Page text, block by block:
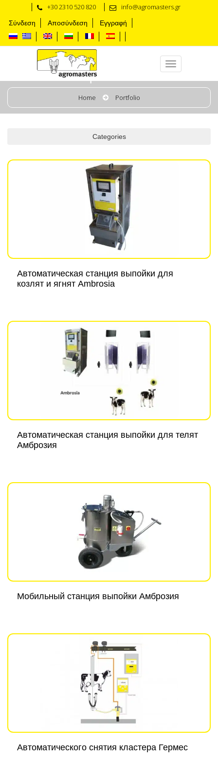
+30 2310 520 820 info@agromasters.gr
Σύνδεση Αποσύνδεση Εγγραφή
Автоматизированные системы
Home Portfolio
Categories
Автоматическая станция выпойки для
козлят и ягнят Ambrosia
Автоматическая станция выпойки для телят
Амброзия
Мобильный станция выпойки Амброзия
Aвтоматического снятия кластера Гермес